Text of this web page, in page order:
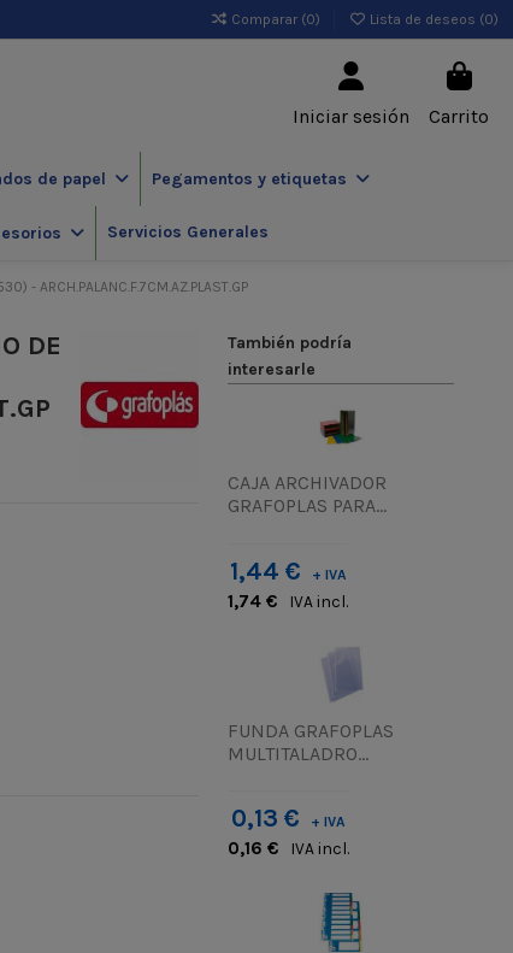
Comparar (0) Lista de deseos (0)
Iniciar sesión Carrito
de papel Pegamentos y etiquetas
Servicios Generales
- ARCH.PALANC.F.7CM.AZ.PLAST.GP
DE
También podría
interesarle
CAJA ARCHIVADOR
GRAFOPLAS PARA...
1,44 € + IVA
1,74 € IVA incl.
FUNDA GRAFOPLAS
MULTITALADRO...
0,13 € + IVA
0,16 € IVA incl.